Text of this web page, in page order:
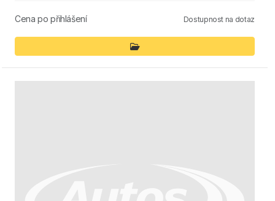
Cena po přihlášení Dostupnost na dotaz